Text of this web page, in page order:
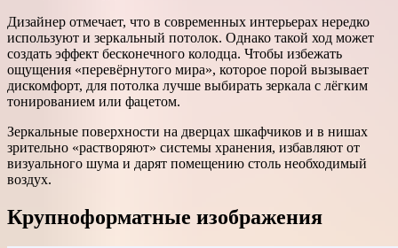
Дизайнер отмечает, что в современных интерьерах нередко
используют и зеркальный потолок. Однако такой ход может
создать эффект бесконечного колодца. Чтобы избежать
ощущения «перевёрнутого мира», которое порой вызывает
дискомфорт, для потолка лучше выбирать зеркала с лёгким
тонированием или фацетом.
Зеркальные поверхности на дверцах шкафчиков и в нишах
зрительно «растворяют» системы хранения, избавляют от
визуального шума и дарят помещению столь необходимый
воздух.
Крупноформатные изображения